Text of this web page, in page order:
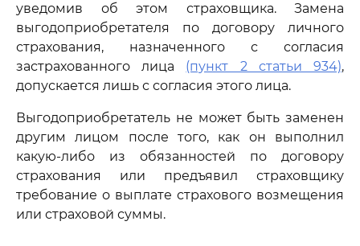
уведомив об этом страховщика. Замена
выгодоприобретателя по договору личного
страхования, назначенного с согласия
застрахованного лица (пункт 2 статьи 934),
допускается лишь с согласия этого лица.
Выгодоприобретатель не может быть заменен
другим лицом после того, как он выполнил
какую-либо из обязанностей по договору
страхования или предъявил страховщику
требование о выплате страхового возмещения
или страховой суммы.